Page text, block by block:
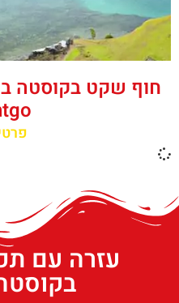
עזרה עם